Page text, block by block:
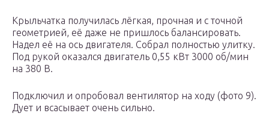
Крыльчатка получилась лёгкая, прочная и с точной
геометрией, её даже не пришлось балансировать.
Надел её на ось двигателя. Собрал полностью улитку.
Под рукой оказался двигатель 0,55 кВт 3000 об/мин
на 380 В.
Подключил и опробовал вентилятор на ходу (фото 9).
Дует и всасывает очень сильно.